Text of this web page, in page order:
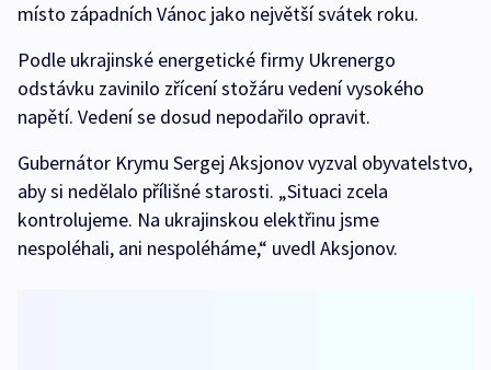
místo západních Vánoc jako největší svátek roku.
Podle ukrajinské energetické firmy Ukrenergo
odstávku zavinilo zřícení stožáru vedení vysokého
napětí. Vedení se dosud nepodařilo opravit.
Gubernátor Krymu Sergej Aksjonov vyzval obyvatelstvo,
aby si nedělalo přílišné starosti. „Situaci zcela
kontrolujeme. Na ukrajinskou elektřinu jsme
nespoléhali, ani nespoléháme,“ uvedl Aksjonov.